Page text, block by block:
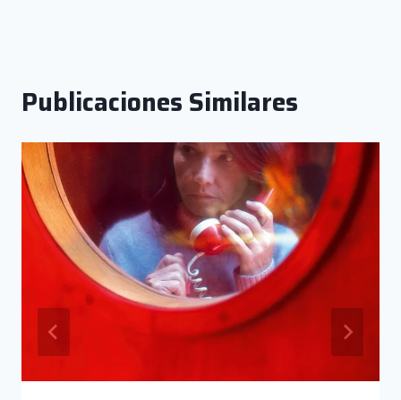
Publicaciones Similares